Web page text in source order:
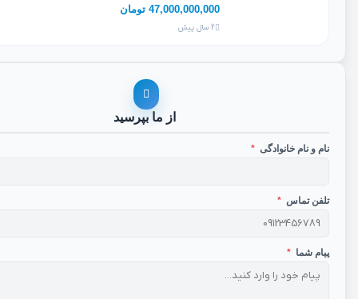
47,000,000,000 تومان
2 سال پیش
از ما بپرسید
نام و نام خانوادگی *
تلفن تماس *
پیام شما *